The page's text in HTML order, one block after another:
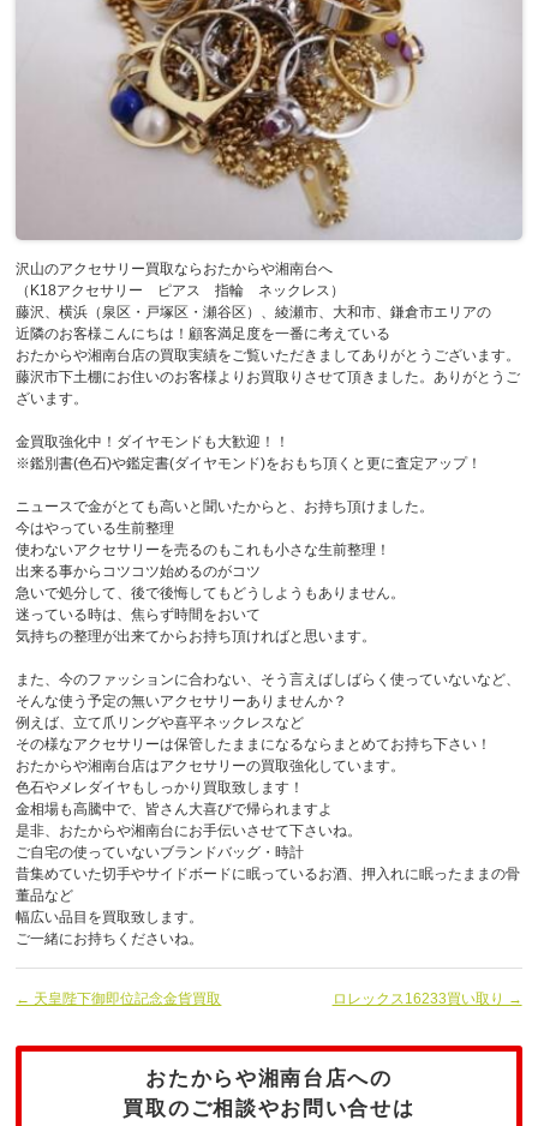
沢山のアクセサリー買取ならおたからや湘南台へ
（K18アクセサリー ピアス 指輪 ネックレス）
藤沢、横浜（泉区・戸塚区・瀬谷区）、綾瀬市、大和市、鎌倉市エリアの
近隣のお客様こんにちは！顧客満足度を一番に考えている
おたからや湘南台店の買取実績をご覧いただきましてありがとうございます。
藤沢市下土棚にお住いのお客様よりお買取りさせて頂きました。ありがとうご
ざいます。
金買取強化中！ダイヤモンドも大歓迎！！
※鑑別書(色石)や鑑定書(ダイヤモンド)をおもち頂くと更に査定アップ！
ニュースで金がとても高いと聞いたからと、お持ち頂けました。
今はやっている生前整理
使わないアクセサリーを売るのもこれも小さな生前整理！
出来る事からコツコツ始めるのがコツ
急いで処分して、後で後悔してもどうしようもありません。
迷っている時は、焦らず時間をおいて
気持ちの整理が出来てからお持ち頂ければと思います。
また、今のファッションに合わない、そう言えばしばらく使っていないなど、
そんな使う予定の無いアクセサリーありませんか？
例えば、立て爪リングや喜平ネックレスなど
その様なアクセサリーは保管したままになるならまとめてお持ち下さい！
おたからや湘南台店はアクセサリーの買取強化しています。
色石やメレダイヤもしっかり買取致します！
金相場も高騰中で、皆さん大喜びで帰られますよ
是非、おたからや湘南台にお手伝いさせて下さいね。
ご自宅の使っていないブランドバッグ・時計
昔集めていた切手やサイドボードに眠っているお酒、押入れに眠ったままの骨
董品など
幅広い品目を買取致します。
ご一緒にお持ちくださいね。
← 天皇陛下御即位記念金貨買取 ロレックス16233買い取り →
おたからや湘南台店への
買取のご相談やお問い合せは